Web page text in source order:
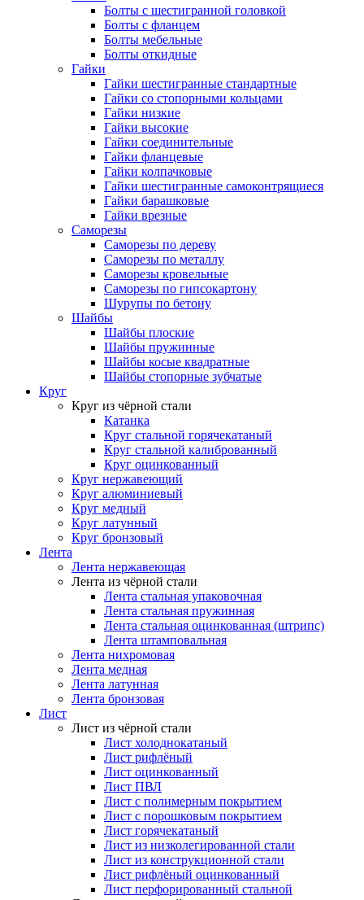
Болты с шестигранной головкой
Болты с фланцем
Болты мебельные
Болты откидные
Гайки
Гайки шестигранные стандартные
Гайки со стопорными кольцами
Гайки низкие
Гайки высокие
Гайки соединительные
Гайки фланцевые
Гайки колпачковые
Гайки шестигранные самоконтрящиеся
Гайки барашковые
Гайки врезные
Саморезы
Саморезы по дереву
Саморезы по металлу
Саморезы кровельные
Саморезы по гипсокартону
Шурупы по бетону
Шайбы
Шайбы плоские
Шайбы пружинные
Шайбы косые квадратные
Шайбы стопорные зубчатые
Круг
Круг из чёрной стали
Катанка
Круг стальной горячекатаный
Круг стальной калиброванный
Круг оцинкованный
Круг нержавеющий
Круг алюминиевый
Круг медный
Круг латунный
Круг бронзовый
Лента
Лента нержавеющая
Лента из чёрной стали
Лента стальная упаковочная
Лента стальная пружинная
Лента стальная оцинкованная (штрипс)
Лента штамповальная
Лента нихромовая
Лента медная
Лента латунная
Лента бронзовая
Лист
Лист из чёрной стали
Лист холоднокатаный
Лист рифлёный
Лист оцинкованный
Лист ПВЛ
Лист с полимерным покрытием
Лист с порошковым покрытием
Лист горячекатаный
Лист из низколегированной стали
Лист из конструкционной стали
Лист рифлёный оцинкованный
Лист перфорированный стальной